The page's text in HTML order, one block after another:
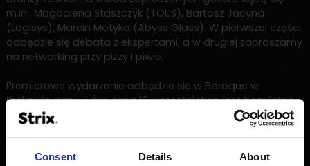
Consent Details About
m.in.: Magdalena Staszczyk (TOUS), Bartosz Jacyna
(Logisys), Marcin Motyka (Abyss Glass). W pierwszej części
odbędzie się debata z ekspertami, a w drugiej zapraszamy
na networking przy pizzy i piwie.
Premierowe wydarzenie odbędzie się w Baroque w
Krakowie, przy ul. Św. Jana 16. Uczestnictwo jest bezpłatne,
ale obowiązują zapisy na wydarzenie.
https://www.meetup.com/pl-PL/Commerce-Talks/